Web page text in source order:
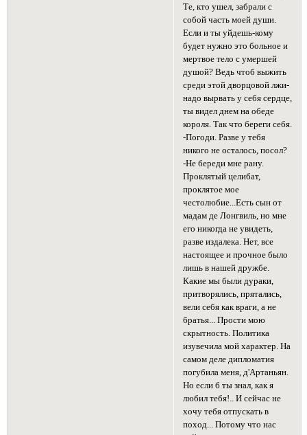
Те, кто ушел, забрали с
собой часть моей души.
Если и ты уйдешь-кому
будет нужно это больное и
мертвое тело с умершей
душой? Ведь чтоб выжить
среди этой дворцовой лжи-
надо вырвать у себя сердце,
ты видел днем на обеде
короля. Так что береги себя.
-Погоди. Разве у тебя
никого не осталось, посол?
-Не береди мне рану.
Проклятый целибат,
проклятое мое
честолюбие...Есть сын от
мадам де Лонгвиль, но мне
его никогда не увидеть,
разве издалека. Нет, все
настоящее и прочное было
лишь в нашей дружбе.
Какие мы были дураки,
притворялись, прятались,
вели себя как враги, а не
братья... Прости мою
скрытность. Политика
изувечила мой характер. На
самом деле дипломатия
погубила меня, д'Артаньян.
Но если б ты знал, как я
любил тебя!.. И сейчас не
хочу тебя отпускать в
поход... Потому что нас